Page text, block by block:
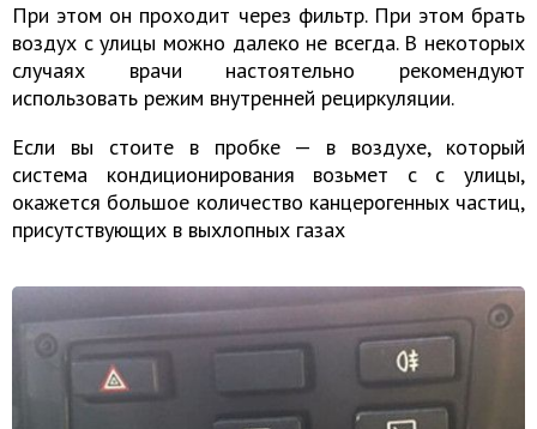
При этом он проходит через фильтр. При этом брать
воздух с улицы можно далеко не всегда. В некоторых
случаях врачи настоятельно рекомендуют
использовать режим внутренней рециркуляции.
Если вы стоите в пробке — в воздухе, который
система кондиционирования возьмет с с улицы,
окажется большое количество канцерогенных частиц,
присутствующих в выхлопных газах